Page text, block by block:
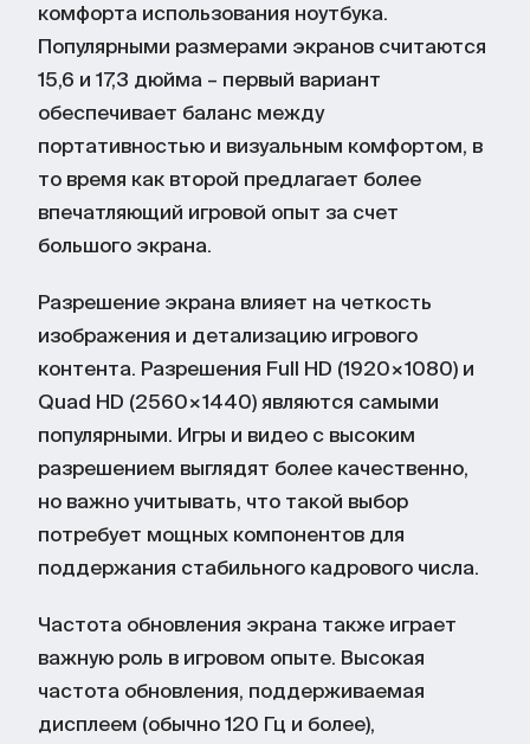
комфорта использования ноутбука.
Популярными размерами экранов считаются
15,6 и 17,3 дюйма – первый вариант
обеспечивает баланс между
портативностью и визуальным комфортом, в
то время как второй предлагает более
впечатляющий игровой опыт за счет
большого экрана.
Разрешение экрана влияет на четкость
изображения и детализацию игрового
контента. Разрешения Full HD (1920×1080) и
Quad HD (2560×1440) являются самыми
популярными. Игры и видео с высоким
разрешением выглядят более качественно,
но важно учитывать, что такой выбор
потребует мощных компонентов для
поддержания стабильного кадрового числа.
Частота обновления экрана также играет
важную роль в игровом опыте. Высокая
частота обновления, поддерживаемая
дисплеем (обычно 120 Гц и более),